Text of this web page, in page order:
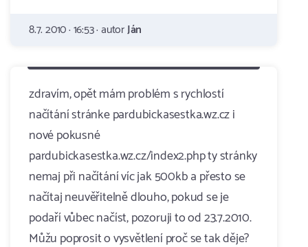
8.7. 2010 · 16:53 · autorJán
zdravím, opět mám problém s rychlostí
načítání stránke pardubickasestka.wz.cz i
nové pokusné
pardubickasestka.wz.cz/index2.php ty stránky
nemaj při načítání víc jak 500kb a přesto se
načítaj neuvěřitelně dlouho, pokud se je
podaří vůbec načíst, pozoruji to od 23.7.2010.
Můžu poprosit o vysvětlení proč se tak děje?